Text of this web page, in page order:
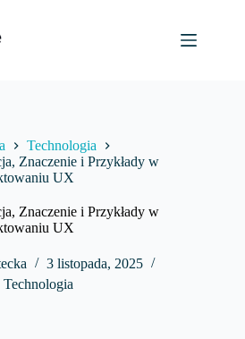
Technologia
Znaczenie i Przykłady w
UX
Znaczenie i Przykłady w
UX
3 listopada, 2025
Technologia